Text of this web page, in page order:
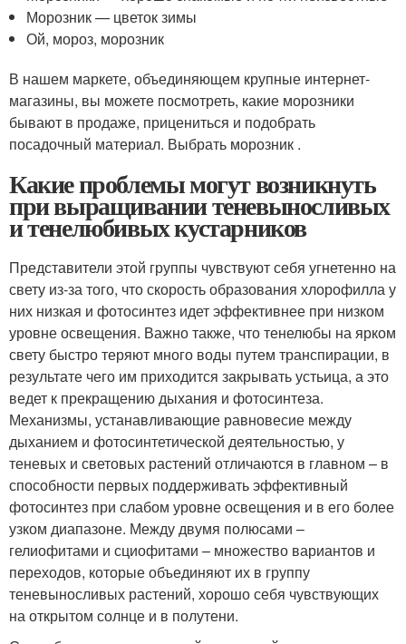
Морозник — цветок зимы
Ой, мороз, морозник
В нашем маркете, объединяющем крупные интернет-
магазины, вы можете посмотреть, какие морозники
бывают в продаже, прицениться и подобрать
посадочный материал. Выбрать морозник .
Какие проблемы могут возникнуть
при выращивании теневыносливых
и тенелюбивых кустарников
Представители этой группы чувствуют себя угнетенно на
свету из-за того, что скорость образования хлорофилла у
них низкая и фотосинтез идет эффективнее при низком
уровне освещения. Важно также, что тенелюбы на ярком
свету быстро теряют много воды путем транспирации, в
результате чего им приходится закрывать устьица, а это
ведет к прекращению дыхания и фотосинтеза.
Механизмы, устанавливающие равновесие между
дыханием и фотосинтетической деятельностью, у
теневых и световых растений отличаются в главном – в
способности первых поддерживать эффективный
фотосинтез при слабом уровне освещения и в его более
узком диапазоне. Между двумя полюсами –
гелиофитами и сциофитами – множество вариантов и
переходов, которые объединяют их в группу
теневыносливых растений, хорошо себя чувствующих
на открытом солнце и в полутени.